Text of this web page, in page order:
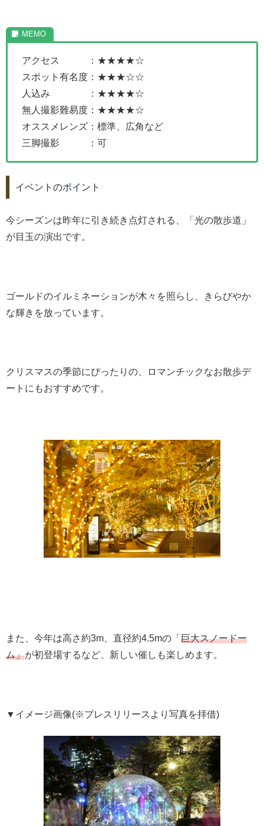
アクセス ：★★★★☆
スポット有名度：★★★☆☆
人込み ：★★★★☆
無人撮影難易度：★★★★☆
オススメレンズ：標準、広角など
三脚撮影 ：可
イベントのポイント
今シーズンは昨年に引き続き点灯される、「光の散歩道」
が目玉の演出です。
ゴールドのイルミネーションが木々を照らし、きらびやか
な輝きを放っています。
クリスマスの季節にぴったりの、ロマンチックなお散歩デ
ートにもおすすめです。
また、今年は高さ約3m、直径約4.5mの「 巨大スノードー
ム」が初登場するなど、新しい催しも楽しめます。
▼イメージ画像(※プレスリリースより写真を拝借)